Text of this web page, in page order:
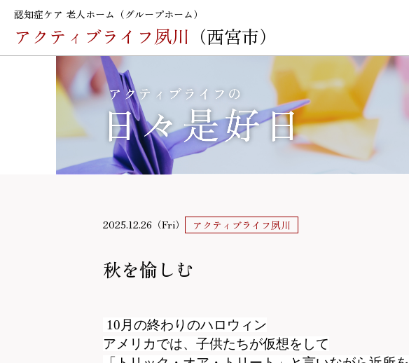
認知症ケア 老人ホーム（グループホーム）
アクティブライフ夙川 （西宮市）
2025.12.26（Fri） アクティブライフ夙川
秋を愉しむ
10月の終わりのハロウィン
アメリカでは、子供たちが仮想をして